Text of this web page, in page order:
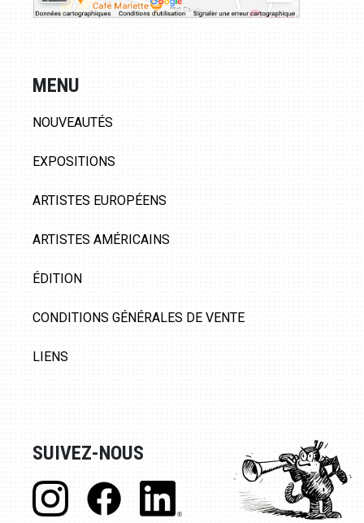
MENU
NOUVEAUTÉS
EXPOSITIONS
ARTISTES EUROPÉENS
ARTISTES AMÉRICAINS
ÉDITION
CONDITIONS GÉNÉRALES DE VENTE
LIENS
SUIVEZ-NOUS